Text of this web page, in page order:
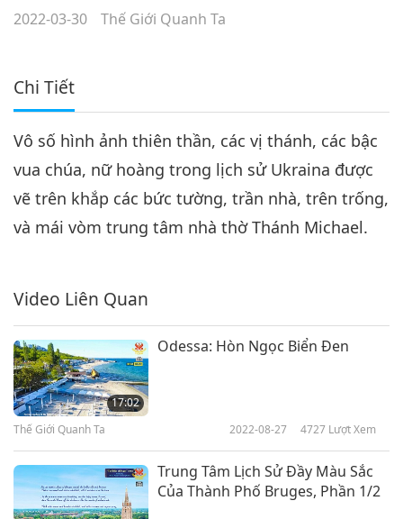
2022-03-30 Thế Giới Quanh Ta
Chi Tiết
Vô số hình ảnh thiên thần, các vị thánh, các bậc
vua chúa, nữ hoàng trong lịch sử Ukraina được
vẽ trên khắp các bức tường, trần nhà, trên trống,
và mái vòm trung tâm nhà thờ Thánh Michael.
Video Liên Quan
17:02
Odessa: Hòn Ngọc Biển Đen
Thế Giới Quanh Ta 2022-08-27 4727 Lượt Xem
Trung Tâm Lịch Sử Đầy Màu Sắc
Của Thành Phố Bruges, Phần 1/2